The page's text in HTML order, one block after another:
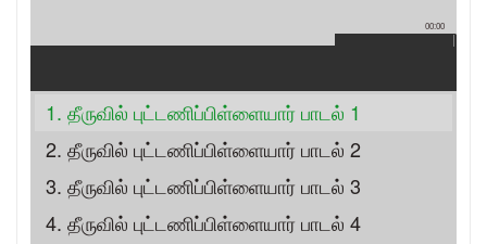
00:00
1. தீருவில் புட்டணிப்பிள்ளையார் பாடல் 1
2. தீருவில் புட்டணிப்பிள்ளையார் பாடல் 2
3. தீருவில் புட்டணிப்பிள்ளையார் பாடல் 3
4. தீருவில் புட்டணிப்பிள்ளையார் பாடல் 4